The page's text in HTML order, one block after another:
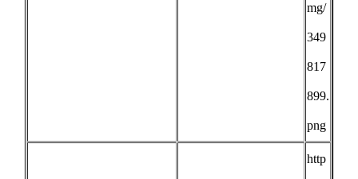
mg/
349
817
899.
png
http